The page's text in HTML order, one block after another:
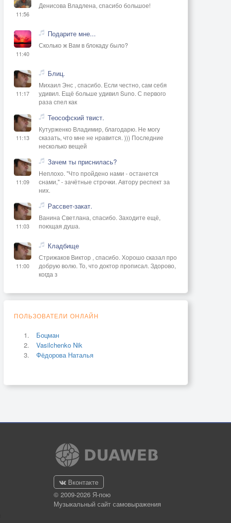
11:56
Денисова Владлена, спасибо большое!
11:40
Подарите мне...
Сколько ж Вам в блокаду было?
11:17
Блиц.
Михаил Энс , спасибо. Если честно, сам себя
удивил. Ещё больше удивил Suno. С первого
раза спел как
11:13
Теософский твист.
Кутурженко Владимир, благодарю. Не могу
сказать, что мне не нравится. ))) Последние
несколько вещей
11:09
Зачем ты приснилась?
Неплохо. "Что пройдено нами - останется
снами," - зачётные строчки. Автору респект за
них.
11:03
Рассвет-закат.
Ванина Светлана, спасибо. Заходите ещё,
поющая душа.
11:00
Кладбище
Стрижаков Виктор , спасибо. Хорошо сказал про
добрую волю. То, что доктор прописал. Здорово,
когда з
ПОЛЬЗОВАТЕЛИ ОНЛАЙН
Боцман
Vasilchenko Nik
Фёдорова Наталья
Вконтакте
© 2009-2026 Я-пою
Музыкальный сайт самовыражения